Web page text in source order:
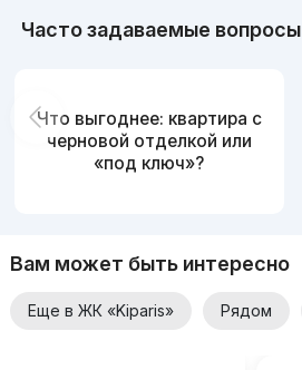
Часто задаваемые вопросы
Что выгоднее: квартира с
черновой отделкой или
«под ключ»?
Вам может быть интересно
Еще в ЖК «Kiparis» Рядом